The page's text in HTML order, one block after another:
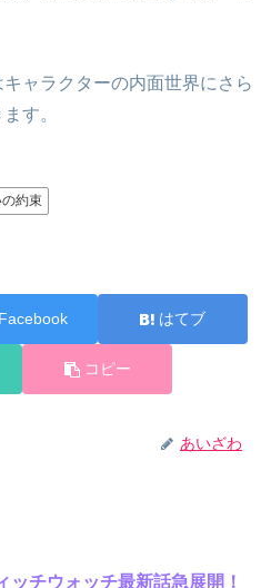
ャラクターの内面世界にさら
す。
約束
Facebook はてブ
コピー
あいざわ
ッチウォッチ最新話急展開！